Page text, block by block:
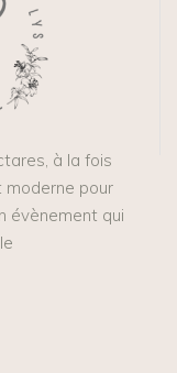
à la fois
pour
évènement qui